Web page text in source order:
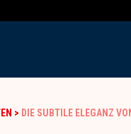
> DIE SUBTILE ELEGANZ